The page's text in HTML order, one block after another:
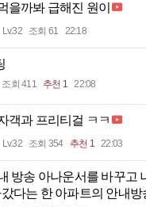
을까봐 급해진 원이
Lv.32 조회 61 22:18
조회 411 추천 1 22:08
객과 프리티걸 ㅋㅋ
Lv.32 조회 354 추천 1 22:03
방송 아나운서를 바꾸고
다는 한 아파트의 안내방